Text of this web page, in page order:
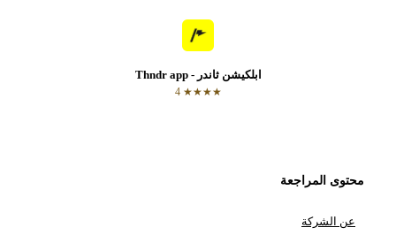
ابلكيشن ثاندر - Thndr app
★★★★ 4
محتوى المراجعة
عن الشركة